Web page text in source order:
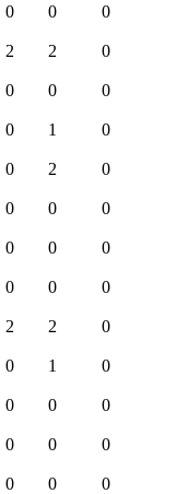
0 0 0
2 2 0
0 0 0
0 1 0
0 2 0
0 0 0
0 0 0
0 0 0
2 2 0
0 1 0
0 0 0
0 0 0
0 0 0